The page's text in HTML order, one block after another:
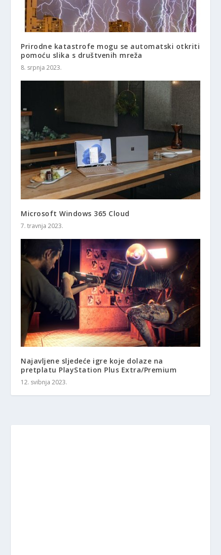
Prirodne katastrofe mogu se automatski otkriti
pomoću slika s društvenih mreža
8. srpnja 2023.
Microsoft Windows 365 Cloud
7. travnja 2023.
Najavljene sljedeće igre koje dolaze na
pretplatu PlayStation Plus Extra/Premium
12. svibnja 2023.